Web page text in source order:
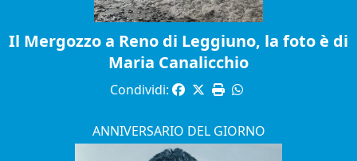
Il Mergozzo a Reno di Leggiuno, la foto è di
Maria Canalicchio
Condividi:
ANNIVERSARIO DEL GIORNO